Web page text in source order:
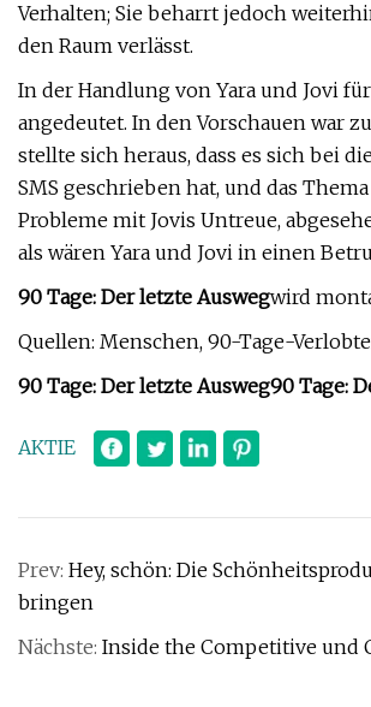
Verhalten; Sie beharrt jedoch
den Raum verlässt.
In der Handlung von Yara und Jovi
angedeutet. In den Vorschauen war
stellte sich heraus, dass es sich bei
SMS geschrieben hat, und das
Probleme mit Jovis Untreue,
als wären Yara und Jovi in ​​einen
90 Tage: Der letzte Auswegwird
Quellen: Menschen, 90-Tage-
90 Tage: Der letzte Ausweg90 Tage:
AKTIE
Prev: Hey, schön: Die
bringen
Nächste: Inside the Competitive und